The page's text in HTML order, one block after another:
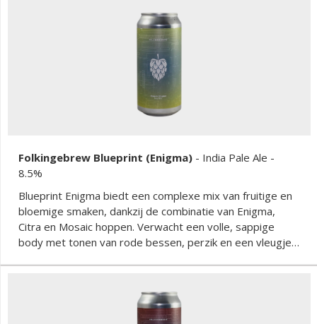
een lichte warmte toe aan de afdronk, waardoor het bier
Folkingebrew Blueprint (Enigma) - India Pale Ale -
8.5%
Blueprint Enigma biedt een complexe mix van fruitige en
bloemige smaken, dankzij de combinatie van Enigma,
Citra en Mosaic hoppen. Verwacht een volle, sappige
body met tonen van rode bessen, perzik en een vleugje
verfrissende drinkervaring.